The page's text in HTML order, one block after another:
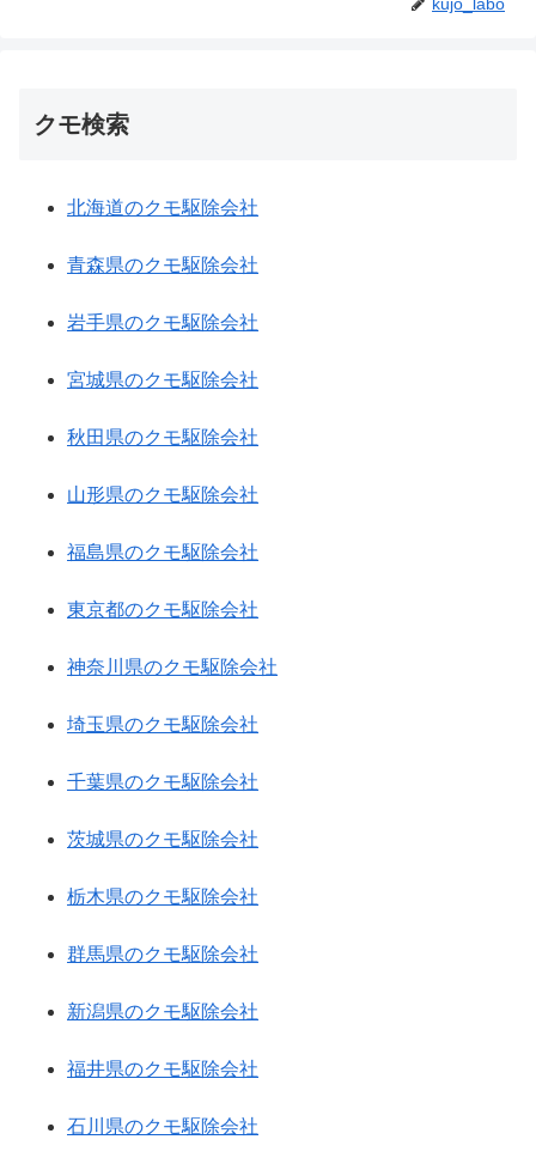
クモ検索
北海道のクモ駆除会社
青森県のクモ駆除会社
岩手県のクモ駆除会社
宮城県のクモ駆除会社
秋田県のクモ駆除会社
山形県のクモ駆除会社
福島県のクモ駆除会社
東京都のクモ駆除会社
神奈川県のクモ駆除会社
埼玉県のクモ駆除会社
千葉県のクモ駆除会社
茨城県のクモ駆除会社
栃木県のクモ駆除会社
群馬県のクモ駆除会社
新潟県のクモ駆除会社
福井県のクモ駆除会社
石川県のクモ駆除会社